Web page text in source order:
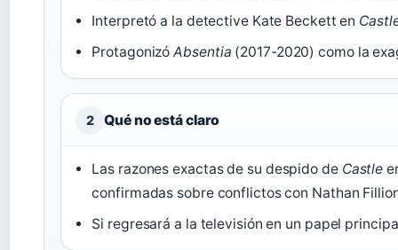
Interpretó a la detective Kate Beckett en
ProtagonizóAbsentia (2017-2020) como la
2 Qué no está claro
Las razones exactas de su despido de Castle
confirmadas sobre conflictos con Nathan
Si regresará a la televisión en un papel